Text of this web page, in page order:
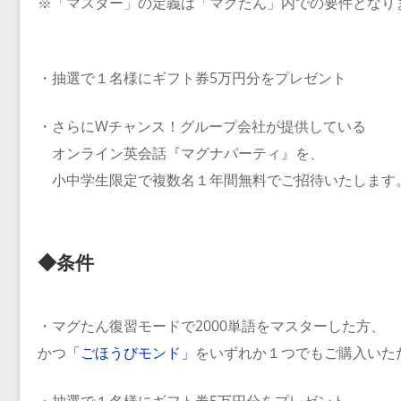
・抽選で１名様にギフト券5万円分をプレゼント
・さらにWチャンス！グループ会社が提供している
オンライン英会話『マグナパーティ』を、
小中学生限定で複数名１年間無料でご招待いたします。
◆条件
・マグたん復習モードで2000単語をマスターした方、
かつ 「ごほうびモンド」 をいずれか１つでもご購入いた